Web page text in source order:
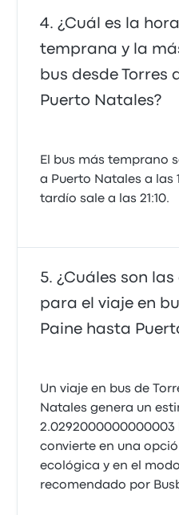
¿Cuál es la
temprana y la
bus desde Torres
Puerto Natales?
El bus más temprano
a Puerto Natales a las
tardío sale a las 21:10.
¿Cuáles son las
para el viaje en
Paine hasta
Un viaje en bus de
Natales genera un
2.0292000000000003
convierte en una
ecológica y en el
recomendado por